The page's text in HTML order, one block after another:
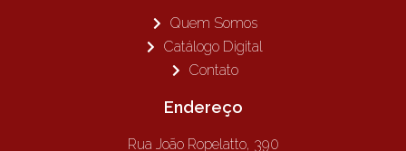
Quem Somos
Catálogo Digital
Contato
Endereço
Rua João Ropelatto, 390